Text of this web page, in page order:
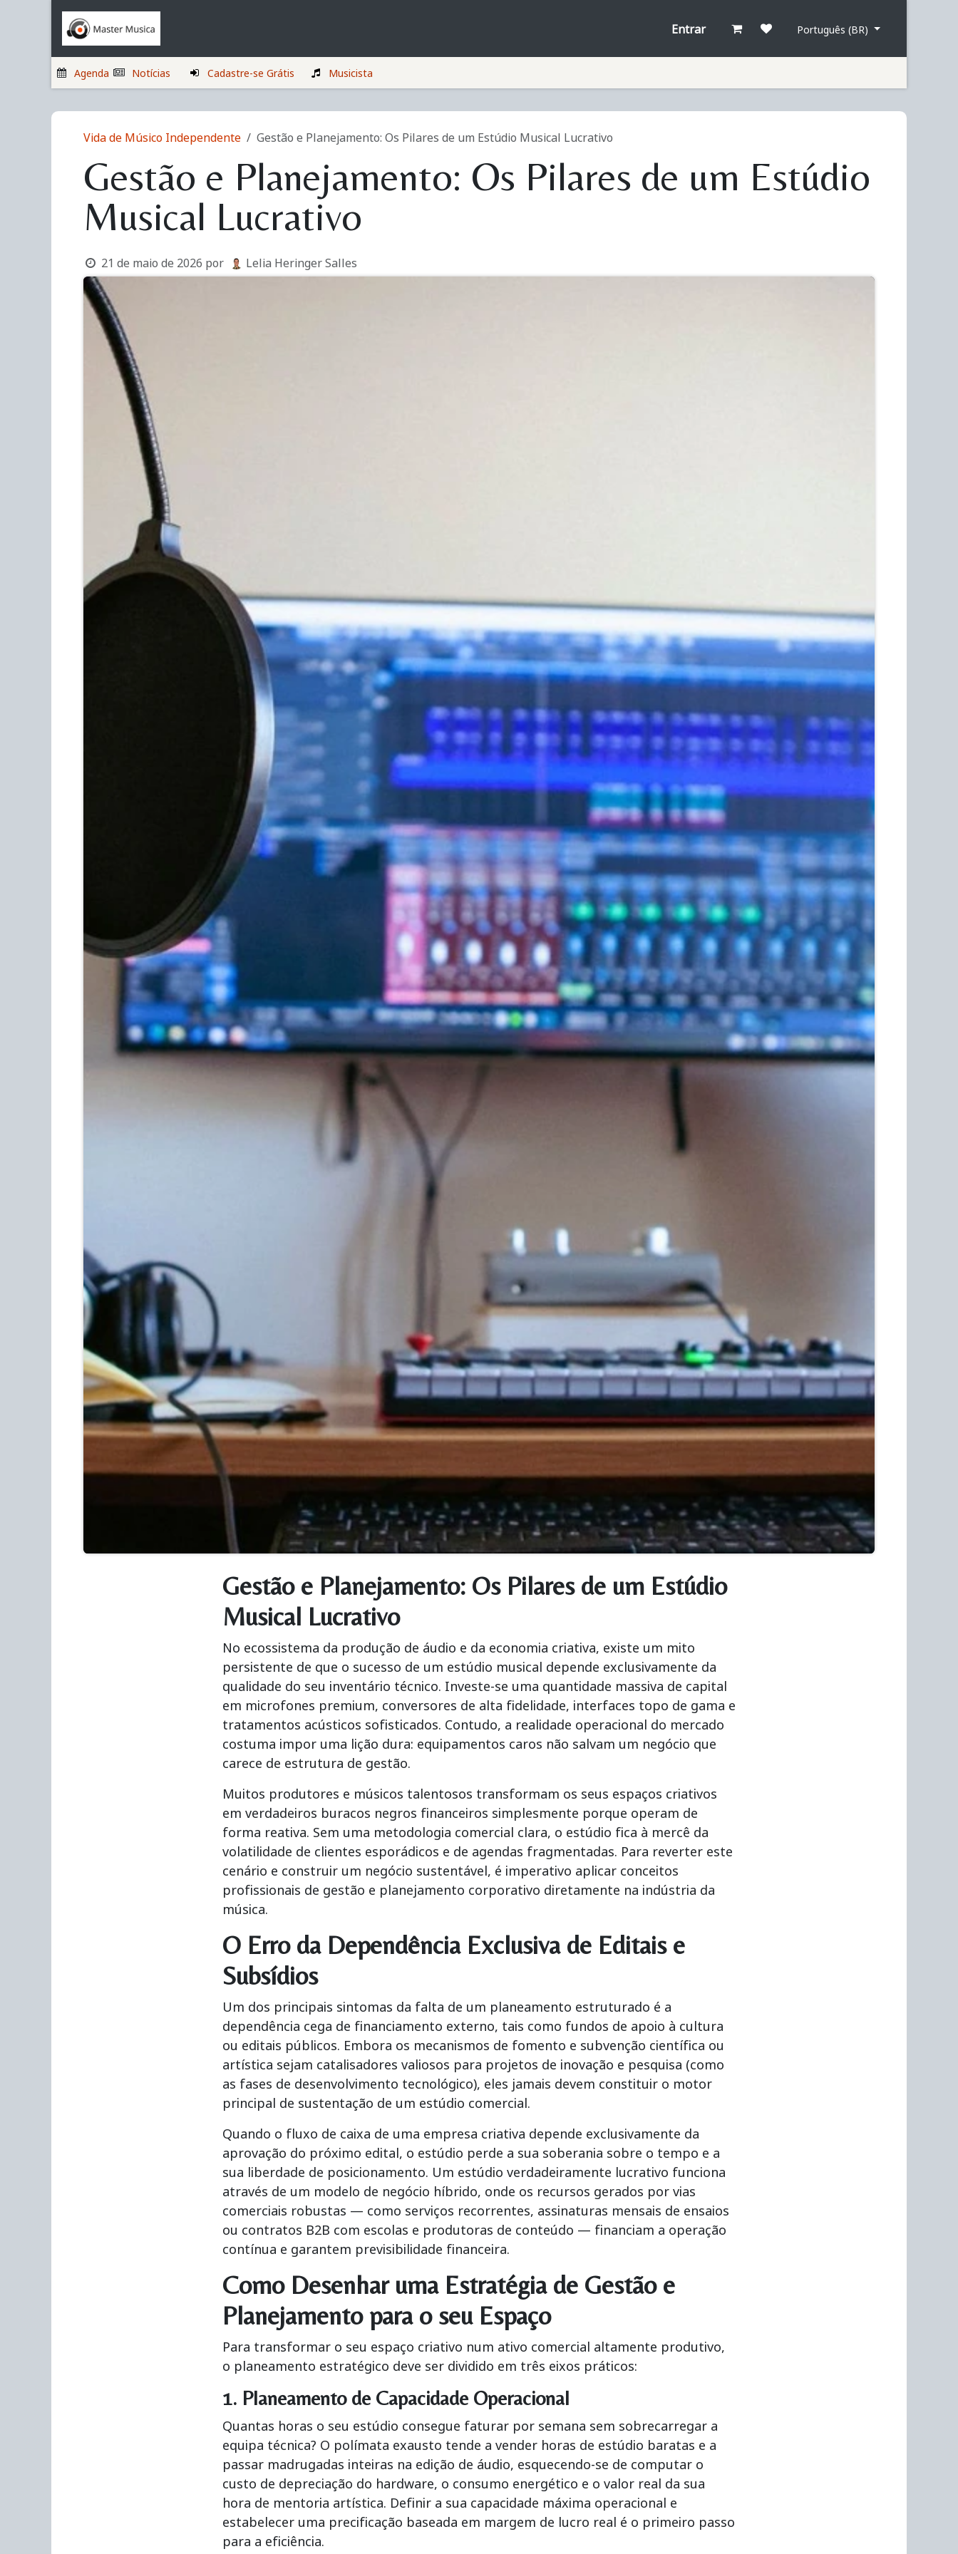
Pular para o conteúdo
Entrar Português (BR)
Agenda Notícias Cadastre-se Grátis Musicista
Vida de Músico Independente Gestão e Planejamento: Os Pilares de um Estúdio Musical Lucrativo
Gestão e Planejamento: Os Pilares de um Estúdio
Musical Lucrativo
21 de maio de 2026 por Lelia Heringer Salles
Gestão e Planejamento: Os Pilares de um Estúdio
Musical Lucrativo
No ecossistema da produção de áudio e da economia criativa, existe um mito
persistente de que o sucesso de um estúdio musical depende exclusivamente da
qualidade do seu inventário técnico. Investe-se uma quantidade massiva de capital
em microfones premium, conversores de alta fidelidade, interfaces topo de gama e
tratamentos acústicos sofisticados. Contudo, a realidade operacional do mercado
costuma impor uma lição dura: equipamentos caros não salvam um negócio que
carece de estrutura de gestão.
Muitos produtores e músicos talentosos transformam os seus espaços criativos
em verdadeiros buracos negros financeiros simplesmente porque operam de
forma reativa. Sem uma metodologia comercial clara, o estúdio fica à mercê da
volatilidade de clientes esporádicos e de agendas fragmentadas. Para reverter este
cenário e construir um negócio sustentável, é imperativo aplicar conceitos
profissionais de gestão e planejamento corporativo diretamente na indústria da
música.
O Erro da Dependência Exclusiva de Editais e
Subsídios
Um dos principais sintomas da falta de um planeamento estruturado é a
dependência cega de financiamento externo, tais como fundos de apoio à cultura
ou editais públicos. Embora os mecanismos de fomento e subvenção científica ou
artística sejam catalisadores valiosos para projetos de inovação e pesquisa (como
as fases de desenvolvimento tecnológico), eles jamais devem constituir o motor
principal de sustentação de um estúdio comercial.
Quando o fluxo de caixa de uma empresa criativa depende exclusivamente da
aprovação do próximo edital, o estúdio perde a sua soberania sobre o tempo e a
sua liberdade de posicionamento. Um estúdio verdadeiramente lucrativo funciona
através de um modelo de negócio híbrido, onde os recursos gerados por vias
comerciais robustas — como serviços recorrentes, assinaturas mensais de ensaios
ou contratos B2B com escolas e produtoras de conteúdo — financiam a operação
contínua e garantem previsibilidade financeira.
Como Desenhar uma Estratégia de Gestão e
Planejamento para o seu Espaço
Para transformar o seu espaço criativo num ativo comercial altamente produtivo,
o planeamento estratégico deve ser dividido em três eixos práticos:
1. Planeamento de Capacidade Operacional
Quantas horas o seu estúdio consegue faturar por semana sem sobrecarregar a
equipa técnica? O polímata exausto tende a vender horas de estúdio baratas e a
passar madrugadas inteiras na edição de áudio, esquecendo-se de computar o
custo de depreciação do hardware, o consumo energético e o valor real da sua
hora de mentoria artística. Definir a sua capacidade máxima operacional e
estabelecer uma precificação baseada em margem de lucro real é o primeiro passo
para a eficiência.